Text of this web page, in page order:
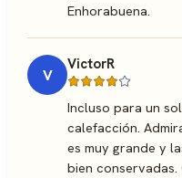
Enhorabuena.
V
VictorR
Incluso para un
calefacción.
es muy grande y
bien